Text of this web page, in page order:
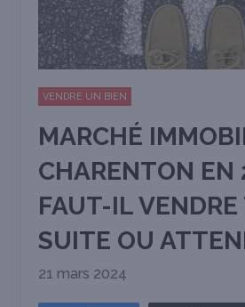
VENDRE UN BIEN
MARCHÉ
CHARENTON EN
FAUT-IL
SUITE OU
21 mars 2024